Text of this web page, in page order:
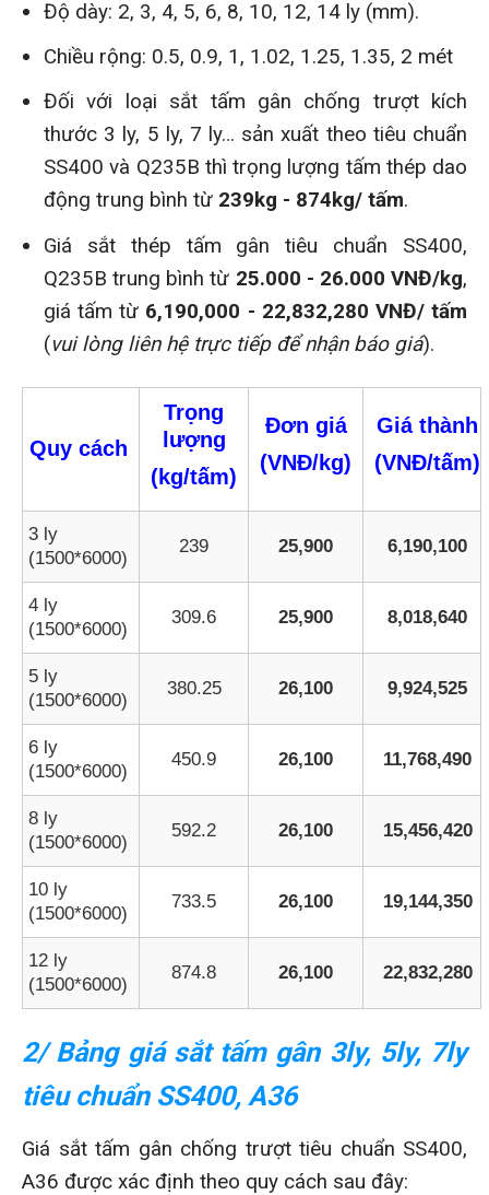
Độ dày: 2, 3, 4, 5, 6, 8, 10, 12, 14 ly (mm).
Chiều rộng: 0.5, 0.9, 1, 1.02, 1.25, 1.35, 2 mét
Đối với loại sắt tấm gân chống trượt kích
thước 3 ly, 5 ly, 7 ly… sản xuất theo tiêu chuẩn
SS400 và Q235B thì trọng lượng tấm thép dao
động trung bình từ 239kg - 874kg/ tấm.
Giá sắt thép tấm gân tiêu chuẩn SS400,
Q235B trung bình từ 25.000 - 26.000 VNĐ/kg,
giá tấm từ 6,190,000 - 22,832,280 VNĐ/ tấm
(vui lòng liên hệ trực tiếp để nhận báo giá).
Quy cách
Trọng
lượng
(kg/tấm)
Đơn giá
(VNĐ/kg)
Giá thành
(VNĐ/tấm)
3 ly
(1500*6000)
239 25,900 6,190,100
4 ly
(1500*6000)
309.6 25,900 8,018,640
5 ly
(1500*6000)
380.25 26,100 9,924,525
6 ly
(1500*6000)
450.9 26,100 11,768,490
8 ly
(1500*6000)
592.2 26,100 15,456,420
10 ly
(1500*6000)
733.5 26,100 19,144,350
12 ly
(1500*6000)
874.8 26,100 22,832,280
2/ Bảng giá sắt tấm gân 3ly, 5ly, 7ly
tiêu chuẩn SS400, A36
Giá sắt tấm gân chống trượt tiêu chuẩn SS400,
A36 được xác định theo quy cách sau đây: